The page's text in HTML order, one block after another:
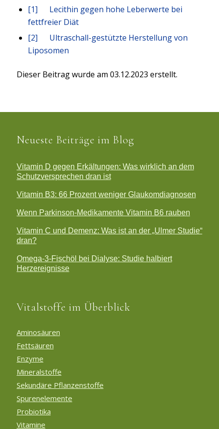
[1] Lecithin gegen hohe Leberwerte bei
fettfreier Diät
[2] Ultraschall-gestützte Herstellung von
Liposomen
Dieser Beitrag wurde am 03.12.2023 erstellt.
Neueste Beiträge im Blog
Vitamin D gegen Erkältungen: Was wirklich an dem
Schutzversprechen dran ist
Vitamin B3: 66 Prozent weniger Glaukomdiagnosen
Wenn Parkinson-Medikamente Vitamin B6 rauben
Vitamin C und Demenz: Was ist an der „Ulmer Studie“
dran?
Omega-3-Fischöl bei Dialyse: Studie halbiert
Herzereignisse
Vitalstoffe im Überblick
Aminosäuren
Fettsäuren
Enzyme
Mineralstoffe
Sekundäre Pflanzenstoffe
Spurenelemente
Probiotika
Vitamine